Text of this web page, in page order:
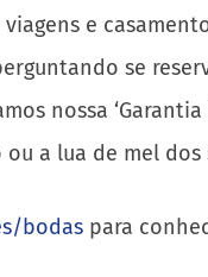
e
se
nossa
a lua de mel dos
bodas para